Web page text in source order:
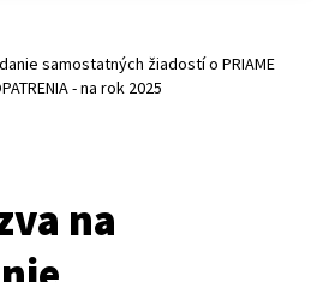
samostatných žiadostí o PRIAME
- na rok 2025
na